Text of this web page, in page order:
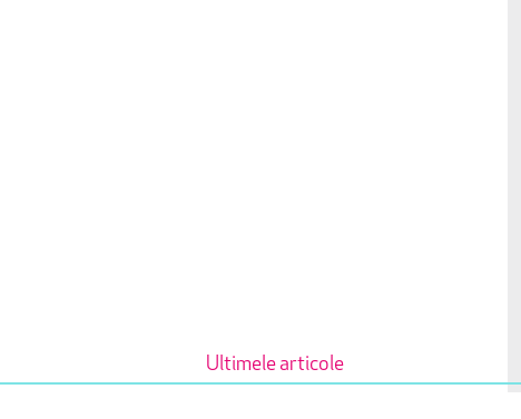
Ultimele articole